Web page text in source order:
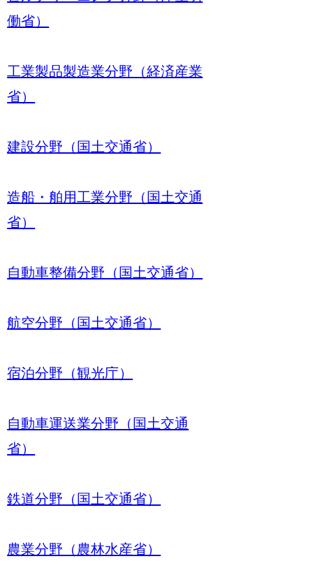
働省）
工業製品製造業分野（経済産業
省）
建設分野（国土交通省）
造船・舶用工業分野（国土交通
省）
自動車整備分野（国土交通省）
航空分野（国土交通省）
宿泊分野（観光庁）
自動車運送業分野（国土交通
省）
鉄道分野（国土交通省）
農業分野（農林水産省）